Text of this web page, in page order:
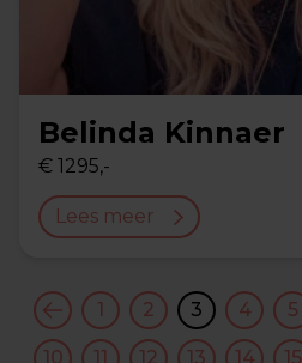
Belinda Kinnaer
€ 1295,-
Lees meer
1 2 3 4 5
10 11 12 13 14 15